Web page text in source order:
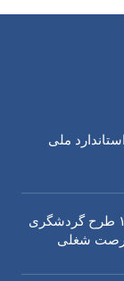
ملی
بهره‌برداری ١٨٣ طرح گردشگری